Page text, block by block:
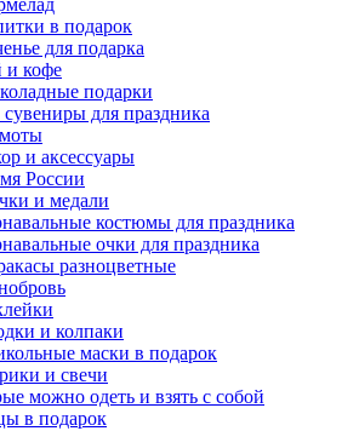
в подарок
для подарка
и кофе
подарки
для праздника
и аксессуары
России
и медали
костюмы для праздника
очки для праздника
разноцветные
и колпаки
маски в подарок
и свечи
можно одеть и взять с собой
в подарок